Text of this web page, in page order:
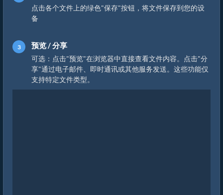
点击各个文件上的绿色"保存"按钮，将文件保存到您的设
备
预览 / 分享
可选：点击"预览"在浏览器中直接查看文件内容。点击"分
享"通过电子邮件、即时通讯或其他服务发送。这些功能仅
支持特定文件类型。